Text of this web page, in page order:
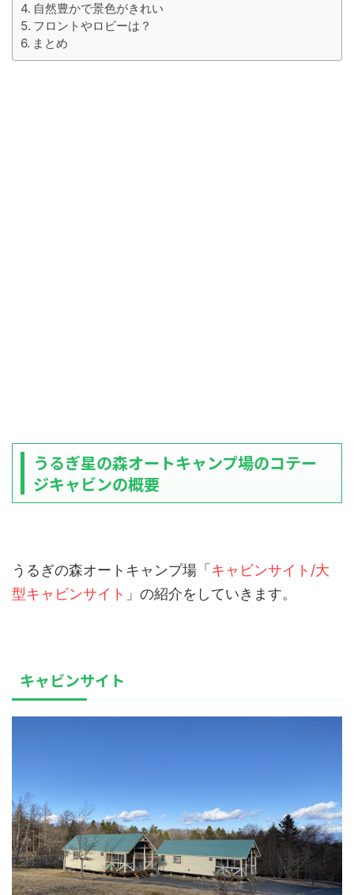
自然豊かで景色がきれい
フロントやロビーは？
まとめ
うるぎ星の森オートキャンプ場のコテー
ジキャビンの概要
うるぎの森オートキャンプ場「 キャビンサイト/大
型キャビンサイト 」の紹介をしていきます。
キャビンサイト